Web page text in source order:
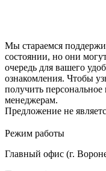
Мы стараемся
состоянии, но они
очередь для вашего
ознакомления. Чтобы
получить
менеджерам.
Предложение не
Режим работы
Главный офис (г.